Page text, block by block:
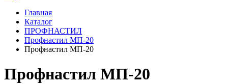
Главная
Каталог
ПРОФНАСТИЛ
Профнастил МП-20
Профнастил МП-20
Профнастил МП-20